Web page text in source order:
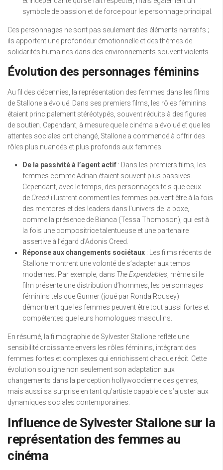
symbole de passion et de force pour le personnage principal.
Ces personnages ne sont pas seulement des éléments narratifs ;
ils apportent une profondeur émotionnelle et des thèmes de
solidarités humaines dans des environnements souvent violents.
Évolution des personnages féminins
Au fil des décennies, la représentation des femmes dans les films
de Stallone a évolué. Dans ses premiers films, les rôles féminins
étaient principalement stéréotypés, souvent réduits à des figures
de soutien. Cependant, à mesure que le cinéma a évolué et que les
attentes sociales ont changé, Stallone a commencé à offrir des
rôles plus nuancés et plus profonds aux femmes.
De la passivité à l’agent actif : Dans les premiers films, les
femmes comme Adrian étaient souvent plus passives.
Cependant, avec le temps, des personnages tels que ceux
de Creed illustrent comment les femmes peuvent être à la fois
des mentores et des leaders dans l’univers de la boxe,
comme la présence de Bianca (Tessa Thompson), qui est à
la fois une compositrice talentueuse et une partenaire
assertive à l’égard d’Adonis Creed.
Réponse aux changements sociétaux : Les films récents de
Stallone montrent une volonté de s’adapter aux temps
modernes. Par exemple, dans The Expendables, même si le
film présente une distribution d’hommes, les personnages
féminins tels que Gunner (joué par Ronda Rousey)
démontrent que les femmes peuvent être tout aussi fortes et
compétentes que leurs homologues masculins.
En résumé, la filmographie de Sylvester Stallone reflète une
sensibilité croissante envers les rôles féminins, intégrant des
femmes fortes et complexes qui enrichissent chaque récit. Cette
évolution souligne non seulement son adaptation aux
changements dans la perception hollywoodienne des genres,
mais aussi sa surprise en tant qu’artiste capable de s’ajuster aux
dynamiques sociales contemporaines.
Influence de Sylvester Stallone sur la
représentation des femmes au
cinéma